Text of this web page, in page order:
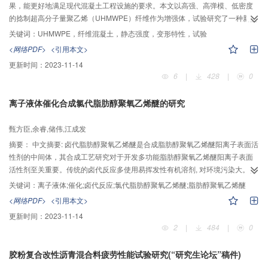
果，能更好地满足现代混凝土工程设施的要求。本文以高强、高弹模、低密度
的捻制超高分子量聚乙烯（UHMWPE）纤维作为增强体，试验研究了一种新型
纤维混凝土的准静态力学性能。通过改进制备流程，研制了C70等级的四种纤
维体积掺量纤维混凝土，通过劈裂抗拉、立方体抗压和棱柱体轴心压缩试验，
研究了纤维掺量对混凝土强度和变形性能的影响。最后，试验结果与未处理
UHMWPE纤维混凝土及聚丙烯纤维混凝土进行了对比。结果表明：改进的制备
工艺提高了纤维在混凝土中的分散均匀性，改善了混凝土的和易性；纤维使混
显著提高了混凝土劈裂抗拉强度，当纤维掺量为0.3%~1.0%时，强度提高率为
压强度；压缩峰值应变及泊松比随纤维掺量增加而增大，弹性模量则相反，压
缩韧性指数ηc15.5为素混凝土的1.40倍~2.53倍；捻制UHMWPE纤维较其他两
种纤维更加显著的改善了混凝土的劈裂抗拉强度，并对单轴抗压强度有一定的
增强效果。
关键词： UHMWPE，纤维混凝土，静态强度，变形特性，试验
<网络PDF> <引用本文>
更新时间： 2023-11-14
6
| 428 | 0
离子液体催化合成氯代脂肪醇聚氧乙烯醚的研究
甄方臣,余睿,储伟,江成发
摘要： 中文摘要: 卤代脂肪醇聚氧乙烯醚是合成脂肪醇聚氧乙烯醚阳离子表面活
性剂的中间体，其合成工艺研究对于开发多功能脂肪醇聚氧乙烯醚阳离子表面
活性剂至关重要。传统的卤代反应多使用易挥发性有机溶剂, 对环境污染大。目
前的催化剂又存在反应时间长且副产物多等缺点。随着绿色清洁技术在工业和
学术界得到广泛的关注，寻找更加绿色的溶剂和高效的催化剂成为焦点。本工
作以脂肪醇聚氧乙烯醚（AEO3）和亚硫酰氯（SOCl2）为原料，以离子液体1-
辛基-3甲基咪唑溴盐（[OMIM]Br）为催化剂和溶剂，合成了氯代脂肪醇聚氧乙
烯醚（AEO3-Cl）。研究了反应温度、反应时间、亚硫酰氯用量和离子液体用
（1HNMR）对产物结构进行了表征。研究结果表明，当AEO3：SOCl2:
关键词： 离子液体;催化;卤代反应;氯代脂肪醇聚氧乙烯醚;脂肪醇聚氧乙烯醚
<网络PDF> <引用本文>
更新时间： 2023-11-14
2
| 484 | 0
胶粉复合改性沥青混合料疲劳性能试验研究(“研究生论坛”稿件)